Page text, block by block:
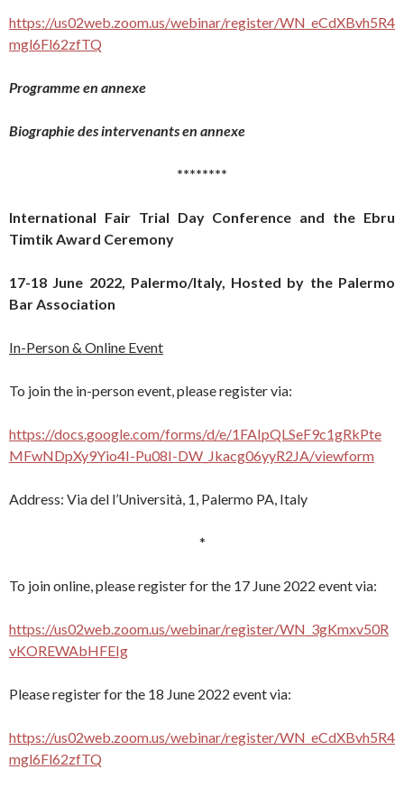
https://us02web.zoom.us/webinar/register/WN_eCdXBvh5R4
mgl6Fl62zfTQ
Programme en annexe
Biographie des intervenants en annexe
********
International Fair Trial Day Conference and the Ebru
Timtik Award Ceremony
17-18 June 2022, Palermo/Italy, Hosted by the Palermo
Bar Association
In-Person & Online Event
To join the in-person event, please register via:
https://docs.google.com/forms/d/e/1FAIpQLSeF9c1gRkPte
MFwNDpXy9Yio4I-Pu08I-DW_Jkacg06yyR2JA/viewform
Address: Via del l’Università, 1, Palermo PA, Italy
*
To join online, please register for the 17 June 2022 event via:
https://us02web.zoom.us/webinar/register/WN_3gKmxv50R
vKOREWAbHFEIg
Please register for the 18 June 2022 event via:
https://us02web.zoom.us/webinar/register/WN_eCdXBvh5R4
mgl6Fl62zfTQ